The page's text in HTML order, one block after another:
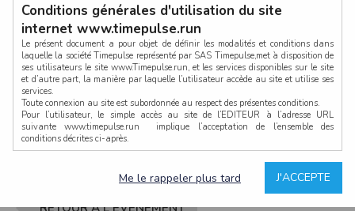
CONNEXION
RETOUR À L'ÉVÈNEMENT
Conditions générales d'utilisation du site
internet www.timepulse.run
Le présent document a pour objet de définir les modalités et conditions dans
laquelle la société Timepulse représenté par SAS Timepulse,met à disposition de
ses utilisateurs le site www.Timepulse.run, et les services disponibles sur le site
et d’autre part, la manière par laquelle l’utilisateur accède au site et utilise ses
services.
Toute connexion au site est subordonnée au respect des présentes conditions.
Pour l’utilisateur, le simple accès au site de l’EDITEUR à l’adresse URL
suivante www.timepulse.run implique l’acceptation de l’ensemble des
conditions décrites ci-après.
La structure générale du site www.timepulse.run, par quelque procédé que ce
soit, sans l'autorisation préalable et par écrit de Fourcherot Mickael et/ou de ses
J'ACCEPTE
Me le rappeler plus tard